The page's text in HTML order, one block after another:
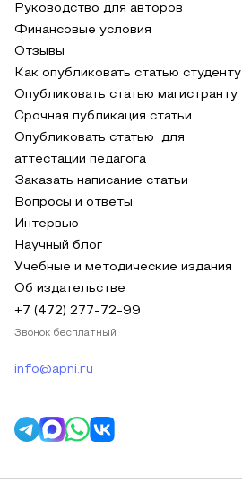
Руководство для авторов
Финансовые условия
Отзывы
Как опубликовать статью студенту
Опубликовать статью магистранту
Срочная публикация статьи
Опубликовать статью для
аттестации педагога
Заказать написание статьи
Вопросы и ответы
Интервью
Научный блог
Учебные и методические издания
Об издательстве
+7 (472) 277-72-99
Звонок бесплатный
info@apni.ru